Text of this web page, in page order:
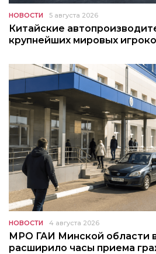
НОВОСТИ 5 августа 2026
Китайские
крупнейших мировых
НОВОСТИ 4 августа 2026
МРО ГАИ Минской области
расширило часы приема